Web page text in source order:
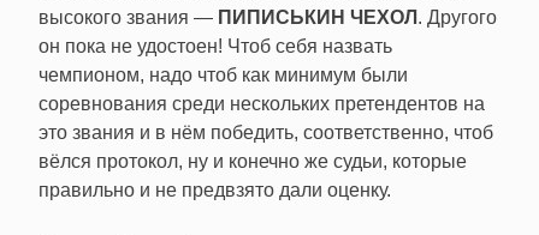
высокого звания — ПИПИСЬКИН ЧЕХОЛ . Другого
он пока не удостоен! Чтоб себя назвать
чемпионом, надо чтоб как минимум были
соревнования среди нескольких претендентов на
это звания и в нём победить, соответственно, чтоб
вёлся протокол, ну и конечно же судьи, которые
правильно и не предвзято дали оценку.